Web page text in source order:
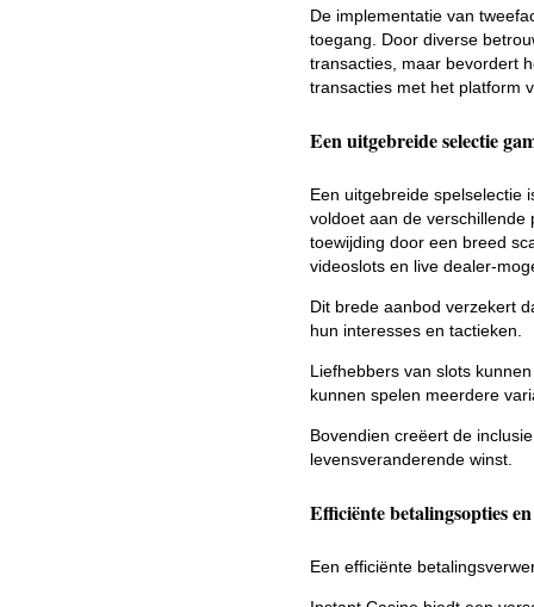
De implementatie van
toegang. Door diverse
transacties, maar bevordert
transacties met het platform
Een uitgebreide selectie
Een uitgebreide spelselectie
voldoet aan de verschillende
toewijding door een breed
videoslots en live dealer-
Dit brede aanbod verzekert
hun interesses en tactieken.
Liefhebbers van slots
kunnen spelen meerdere
Bovendien creëert de
levensveranderende winst.
Efficiënte betalingsopties
Een efficiënte